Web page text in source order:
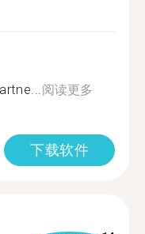
阅读更多
下载软件